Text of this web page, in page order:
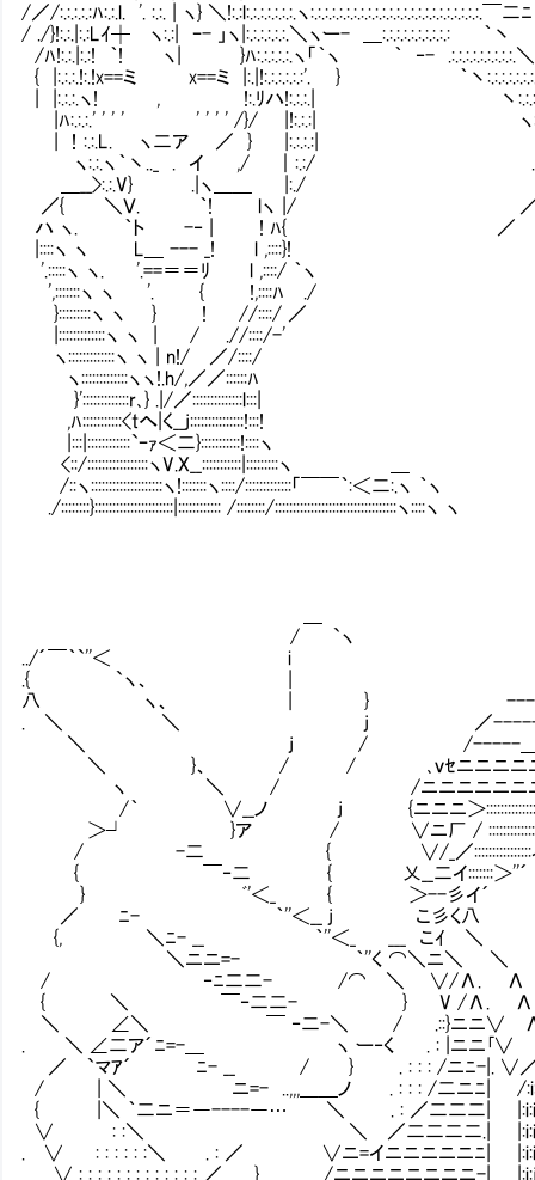
/／/:.:.:.:.:ﾊ:.:.l. '. :.:. | ヽ} ＼!:.:l:.:.:.:.:.:.:.ヽ:.:.:.:.:.:.:.:.:.:.:.:.:.:.:.:.:.:.:.:.:.:.:.:.￣
/ ./}!:.:.|:.:Lｲ┼ ヽ:.:| ｰ- 」ヽ|:.:.:.:.:.:.＼ヽー- ＿:.:.:.:.:.:.:.:.:.: ｀丶
/ﾊ!:.:.|:.:! ｀! ヽ| }ﾊ:.:.:.:.:.ヽ「｀ヽ ｀ ‐- .:.:.:.:.:.:.:.:.:.＼
{ |:.:.:.!:.!x==ミ x==ミ |:.|!:.:.:.:.:.:'. } ｀丶:.:.:.:.:.:.:.
| |:.:.:.ヽ! , !:.ﾘハ!:.:.:.| 丶
|ﾊ:.:.:.' ' ' ' ' ' ' ' /}/ |!:.:.:| ヽ
| ！:.:.L. ヽ二ア ／ } |:.:.:.:| }:.:.:.| お兄
ヽ:.:.ヽ｀丶.._ . イ ,/ ｜:.:/
＿__>:.:.V} .|ヽ＿＿ |:./
／{ ＼Ｖ. ｀! lヽ |/
ハ ヽ. ｀ト -‐ | ! ﾊ{ ／
|::::ヽ ヽ L＿ --- _! l ,::::}!
'.:::::ヽ ヽ. '.==＝＝ﾘ l ,::::/ ｀ヽ
',:::::::ヽ ヽ '. { !,::::ﾊ ./
}:::::::::ヽ ヽ } ! //::::/ ／
|:::::::::::::ヽ ヽ | / .//::::/-'
ヽ:::::::::::::ヽ ヽ | n!/ ／/::::/
ヽ:::::::::::::ヽヽ!.h/,／／::::::ﾊ
}':::::::::::::r､} .|/／::::::::::::::l:::|
,ﾊ:::::::::::<tへ|く__j:::::::::::::::!:::!
|:::|::::::::::::`ｰｧ＜二}:::::::::::!::::ヽ
<::/:::::::::::::::::ヽV.X__:::::::::::|:::::::::ヽ ＿
/::ヽ::::::::::::::::::::ヽ!:::::::ヽ::::/:::::::::::::「￣￣｀:＜二:.ヽ ｀ヽ
./::::::::}::::::::::::::::::::::|:::::::::::: /::::::::/::::::::::::::::::::::::::::::::::ヽ::::ヽ ヽ
/ `ヽ
../´￣｀`''＜ i
.{ `ヽ、 | ＿
八 ヽ、 | }
. ＼ ＼ j ／
＼ j / /-----＿＿
＼ }、 / / ､ｖｾニニニニニニニニ
ヽ ＼ / /ニニニニニニニニニニニ
/｀ ∨__ノ j {ニニニ＞::::::::::::::::::::::::::／
＞┘ }ア / ∨ニ厂 / :::::::::::::::::: ／
/ -二 { ∨/_／::::::::::::::::ィ折ｿｋ￣
{ ￣‐二 { 乂__二イ:::::::＞''´
} ﾞ'＜_ { ＞--彡イ´ ,
／ ﾆ- ｀''＜__ j こ彡く八 ｰソ ﾉ:::::
{, ＼ﾆ- __ ｀''＜_ ___ こｲ ＼ ＿-､_
＼ニニ=- ｀''く ⌒＼ニ＼ ＼ ^ｰ=''´ノ￣
/ ‐ﾆ二二- /⌒ ＼ ∨/Λ. Λ
{ ＼ ￣‐二二- } V /Λ. Λ
＼ ∠＼ ￣ ‐二-＼ / .::}ニニ∨
. ＼ ∠二ア´ﾆ=-＿ ヽ ー‐く . : |ニニ｢∨
／ `マｱ´ ﾆ- __ / } . : : : /ニﾆ-|. ∨／
/ | ＼ ニ=- ..,,,＿＿ノ . : : : /二ニﾆ| /
{ |＼ ｀二ニ＝―----―… ＼ . : ／二二二|
∨ : :＼ ＼ ／二二二二.|
. ∨ : : : : : :＼ . : ／ ∨ニ=イニニニニニﾆ|
∨ : : : : : : : : : : : : : ／ } /ニニニニニニニニ-|